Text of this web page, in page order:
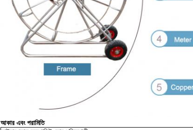
আকার এবং পরামিতি